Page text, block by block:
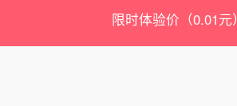
限时体验价（0.01元）